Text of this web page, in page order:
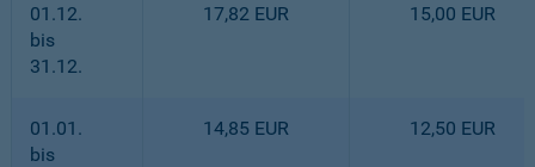
01.12.
bis
31.12.
17,82 EUR 15,00 EUR
01.01.
bis
14,85 EUR 12,50 EUR